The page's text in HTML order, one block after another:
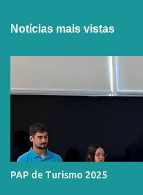
Notícias mais vistas
PAP de Turismo 2025